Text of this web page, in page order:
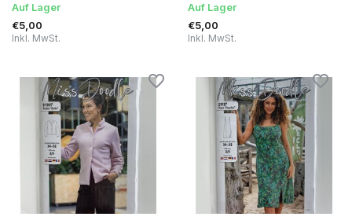
Auf Lager
€5,00
Inkl. MwSt.
Auf Lager
€5,00
Inkl. MwSt.